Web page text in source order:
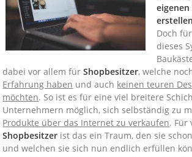
erstellen
Doch
dieses
dabei vor allem fürShopbesitzer, welche
Erfahrung haben und auch keinen teuren
möchten. So ist es für eine viel breitere
Unternehmern möglich, sich selbständig zu
Produkte über das Internet zu verkaufen. Für
Shopbesitzer ist das ein Traum, den sie
und welchen sie sich nun endlich erfüllen